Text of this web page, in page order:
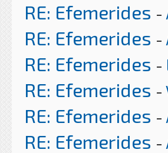
RE: Efemerides -
RE: Efemerides -
RE: Efemerides -
RE: Efemerides -
RE: Efemerides -
RE: Efemerides -